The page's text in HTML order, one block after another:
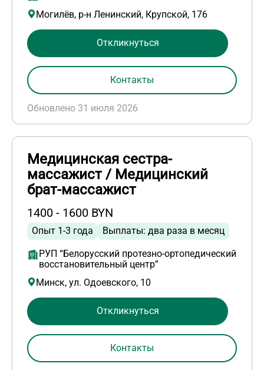
Могилёв, р-н Ленинский, Крупской, 176
Обновлено 31 июля 2026
Откликнуться
Контакты
Медицинская сестра-
массажист / Медицинский
брат-массажист
1400 - 1600 BYN
Опыт 1-3 года Выплаты: два раза в месяц
РУП “Белорусский протезно-ортопедический
восстановительный центр”
Минск, ул. Одоевского, 10
Откликнуться
Контакты